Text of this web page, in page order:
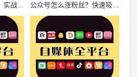
公众号如何吸引粉丝：实战指南